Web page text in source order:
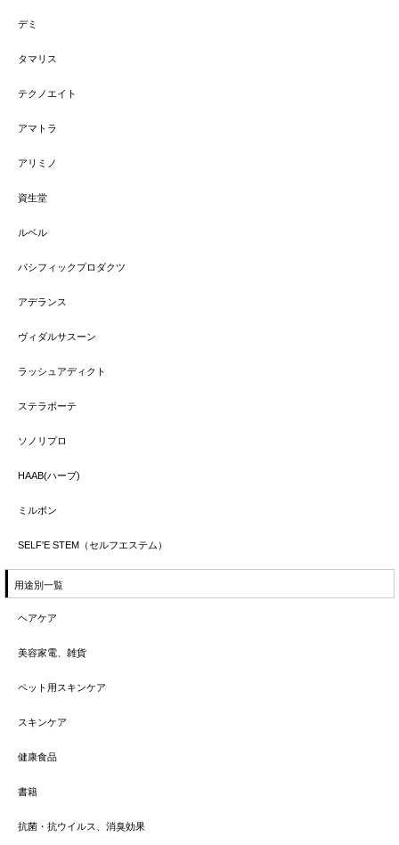
デミ
タマリス
テクノエイト
アマトラ
アリミノ
資生堂
ルベル
パシフィックプロダクツ
アデランス
ヴィダルサスーン
ラッシュアディクト
ステラボーテ
ソノリプロ
HAAB(ハーブ)
ミルボン
SELF'E STEM（セルフエステム）
用途別一覧
ヘアケア
美容家電、雑貨
ペット用スキンケア
スキンケア
健康食品
書籍
抗菌・抗ウイルス、消臭効果